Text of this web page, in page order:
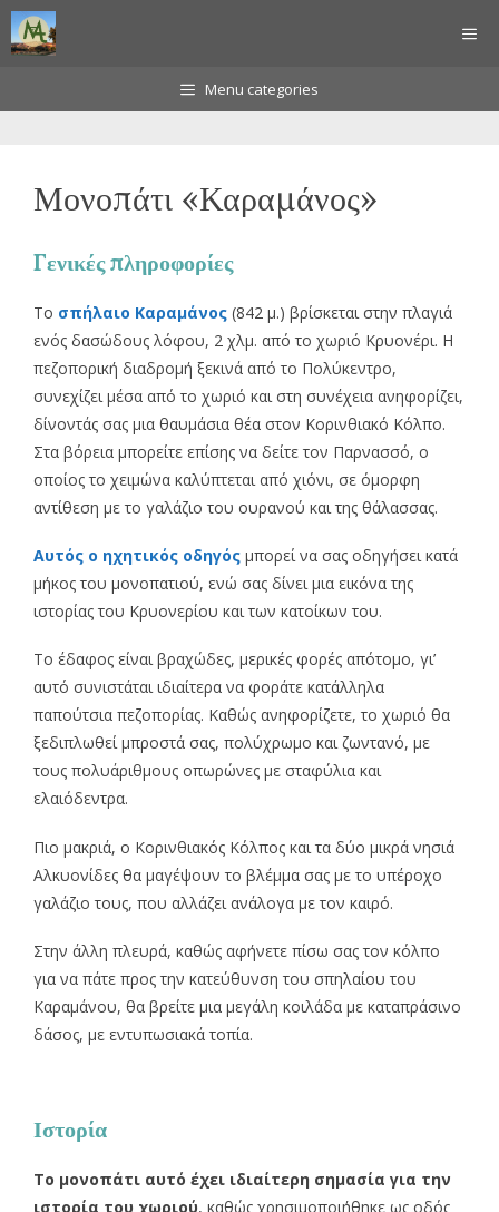
Μετάβαση
σε
Menu categories
Μονοπάτι «Καραμάνος»
Γενικές πληροφορίες
Το σπήλαιο Καραμάνος (842 μ.) βρίσκεται στην πλαγιά
ενός δασώδους λόφου, 2 χλμ. από το χωριό Κρυονέρι. Η
πεζοπορική διαδρομή ξεκινά από το Πολύκεντρο,
συνεχίζει μέσα από το χωριό και στη συνέχεια ανηφορίζει,
δίνοντάς σας μια θαυμάσια θέα στον Κορινθιακό Κόλπο.
Στα βόρεια μπορείτε επίσης να δείτε τον Παρνασσό, ο
οποίος το χειμώνα καλύπτεται από χιόνι, σε όμορφη
αντίθεση με το γαλάζιο του ουρανού και της θάλασσας.
Αυτός ο ηχητικός οδηγός μπορεί να σας οδηγήσει κατά
μήκος του μονοπατιού, ενώ σας δίνει μια εικόνα της
ιστορίας του Κρυονερίου και των κατοίκων του.
Το έδαφος είναι βραχώδες, μερικές φορές απότομο, γι’
αυτό συνιστάται ιδιαίτερα να φοράτε κατάλληλα
παπούτσια πεζοπορίας. Καθώς ανηφορίζετε, το χωριό θα
ξεδιπλωθεί μπροστά σας, πολύχρωμο και ζωντανό, με
τους πολυάριθμους οπωρώνες με σταφύλια και
ελαιόδεντρα.
Πιο μακριά, ο Κορινθιακός Κόλπος και τα δύο μικρά νησιά
Αλκυονίδες θα μαγέψουν το βλέμμα σας με το υπέροχο
γαλάζιο τους, που αλλάζει ανάλογα με τον καιρό.
Στην άλλη πλευρά, καθώς αφήνετε πίσω σας τον κόλπο
για να πάτε προς την κατεύθυνση του σπηλαίου του
Καραμάνου, θα βρείτε μια μεγάλη κοιλάδα με καταπράσινο
δάσος, με εντυπωσιακά τοπία.
Ιστορία
Το μονοπάτι αυτό έχει ιδιαίτερη σημασία για την
ιστορία του χωριού, καθώς χρησιμοποιήθηκε ως οδός